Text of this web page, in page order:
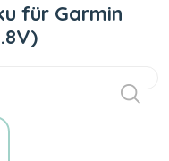
für Garmin